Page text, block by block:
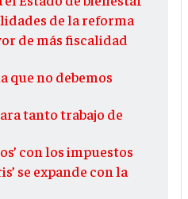
de la reforma
de más fiscalidad
que no debemos
tanto trabajo de
con los impuestos
se expande con la